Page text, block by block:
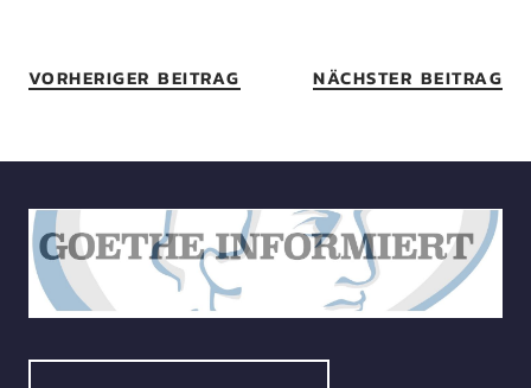
VORHERIGER BEITRAG NÄCHSTER BEITRAG